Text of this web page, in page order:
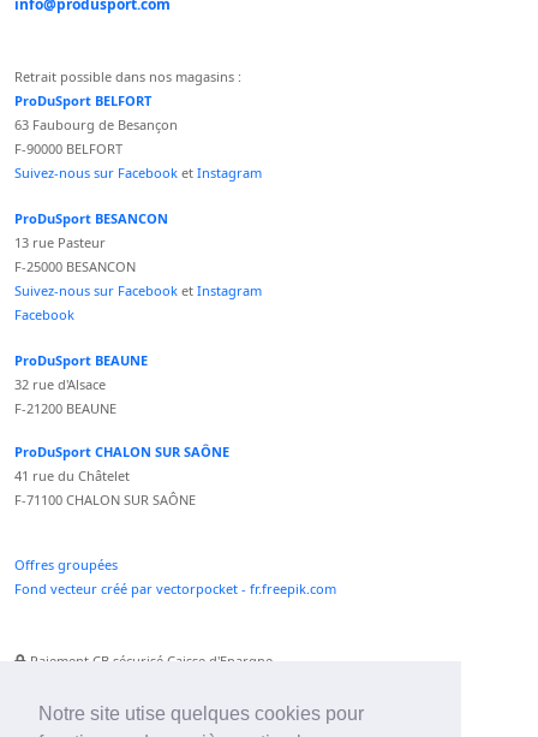
Notre site utise quelques cookies pour
info@produsport.com
Retrait possible dans nos magasins :
ProDuSport BELFORT
63 Faubourg de Besançon
F-90000 BELFORT
Suivez-nous sur Facebook et Instagram
ProDuSport BESANCON
13 rue Pasteur
F-25000 BESANCON
Suivez-nous sur Facebook et Instagram
Facebook
ProDuSport BEAUNE
32 rue d'Alsace
F-21200 BEAUNE
ProDuSport CHALON SUR SAÔNE
41 rue du Châtelet
F-71100 CHALON SUR SAÔNE
Offres groupées
Fond vecteur créé par vectorpocket - fr.freepik.com
Paiement CB sécurisé Caisse d'Epargne
Paiement Paypal accepté